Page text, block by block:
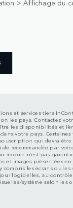
> Affichage du
et services tiers
les pays. Contactez
les disponibilités et
votre pays.
qui devra être
recommandée par
mobile n’est pas
et images présentées
les écrans ou les
logicielles, au
système selon les